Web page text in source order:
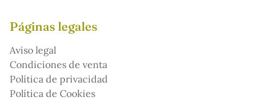
Páginas legales
Aviso legal
Condiciones de venta
Política de privacidad
Política de Cookies